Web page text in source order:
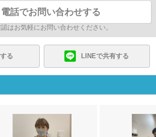
電話でお問い合わせする
はお気軽にお問い合わせください。
る LINEで共有する